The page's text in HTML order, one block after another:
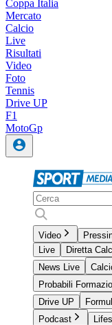
Coppa Italia
Mercato
Calcio
Live
Risultati
Video
Foto
Tennis
Drive UP
F1
MotoGp
Video
Live
Diretta
News Live
Probabili
Drive UP
Podcast